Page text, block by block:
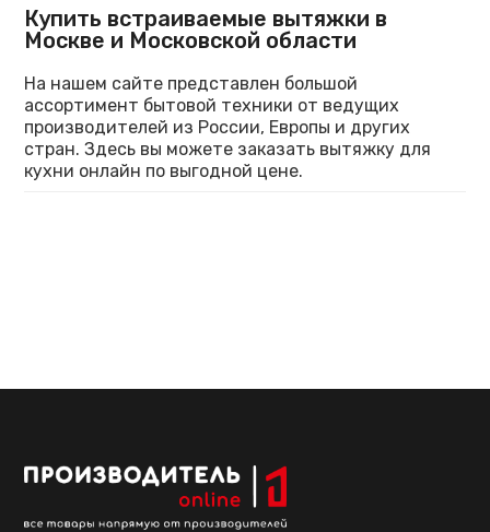
Купить встраиваемые вытяжки в
Москве и Московской области
На нашем сайте представлен большой
ассортимент бытовой техники от ведущих
производителей из России, Европы и других
стран. Здесь вы можете заказать вытяжку для
кухни онлайн по выгодной цене.